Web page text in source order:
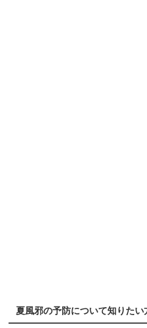
夏風邪の予防について知りた